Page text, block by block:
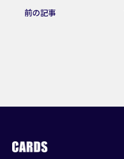
前の記事